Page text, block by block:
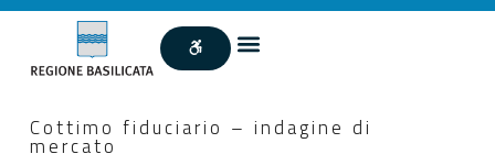
Cottimo fiduciario – indagine di
mercato